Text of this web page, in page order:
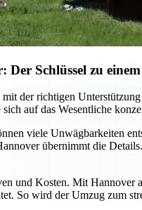
Schlüssel zu
der richtigen
auf das Wesentliche
viele Unwägbarkeiten
übernimmt die
und Kosten. Mit Hannover
So wird der Umzug zum